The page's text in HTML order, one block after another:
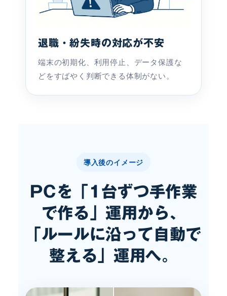
退職・紛失時の対応が不安
端末の初期化、利用停止、データ保護な
どをすばやく判断できる体制がない。
導入後のイメージ
PCを「1台ずつ手作業
で作る」運用から、
「ルールに沿って自動で
整える」運用へ。